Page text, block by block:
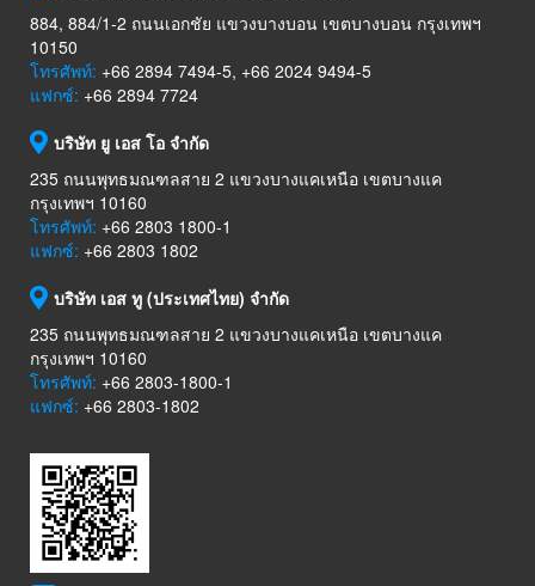
884, 884/1-2 ถนนเอกชัย แขวงบางบอน เขตบางบอน กรุงเทพฯ
10150
โทรศัพท์: +66 2894 7494-5, +66 2024 9494-5
แฟกซ์: +66 2894 7724
บริษัท ยู เอส โอ จำกัด
235 ถนนพุทธมณฑลสาย 2 แขวงบางแคเหนือ เขตบางแค
กรุงเทพฯ 10160
โทรศัพท์: +66 2803 1800-1
แฟกซ์: +66 2803 1802
บริษัท เอส ทู (ประเทศไทย) จำกัด
235 ถนนพุทธมณฑลสาย 2 แขวงบางแคเหนือ เขตบางแค
กรุงเทพฯ 10160
โทรศัพท์: +66 2803-1800-1
แฟกซ์: +66 2803-1802